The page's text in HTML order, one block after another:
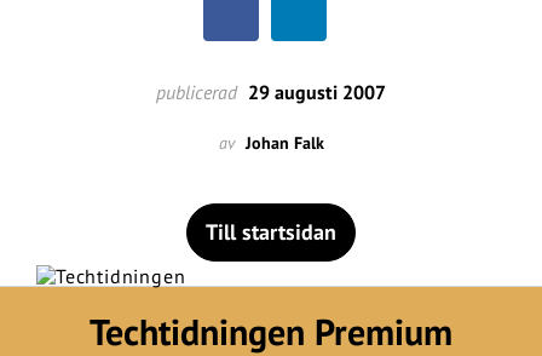
publicerad 29 augusti 2007
av Johan Falk
Till startsidan
Techtidningen Premium